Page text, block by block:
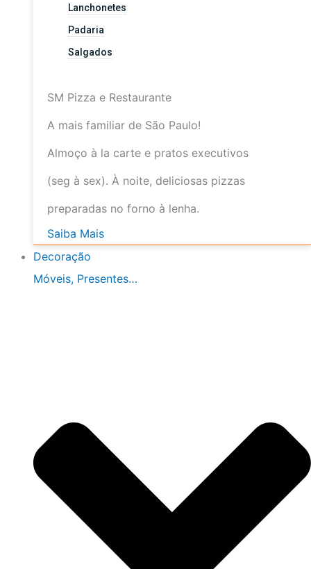
Lanchonetes
Padaria
Salgados
SM Pizza e Restaurante
A mais familiar de São Paulo!
Almoço à la carte e pratos executivos
(seg à sex). À noite, deliciosas pizzas
preparadas no forno à lenha.
Saiba Mais
Decoração
Móveis, Presentes…